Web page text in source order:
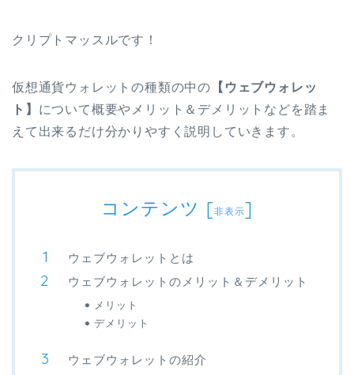
クリプトマッスルです！
仮想通貨ウォレットの種類の中の 【ウェブウォレッ
ト】 について概要やメリット＆デメリットなどを踏ま
えて出来るだけ分かりやすく説明していきます。
コンテンツ [非表示]
ウェブウォレットとは
ウェブウォレットのメリット＆デメリット
メリット
デメリット
ウェブウォレットの紹介